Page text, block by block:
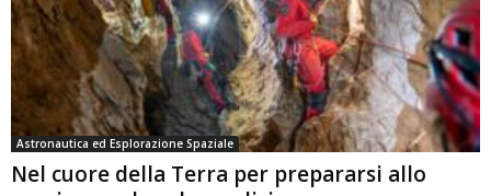
Astronautica ed Esplorazione Spaziale
Nel cuore della Terra per prepararsi allo